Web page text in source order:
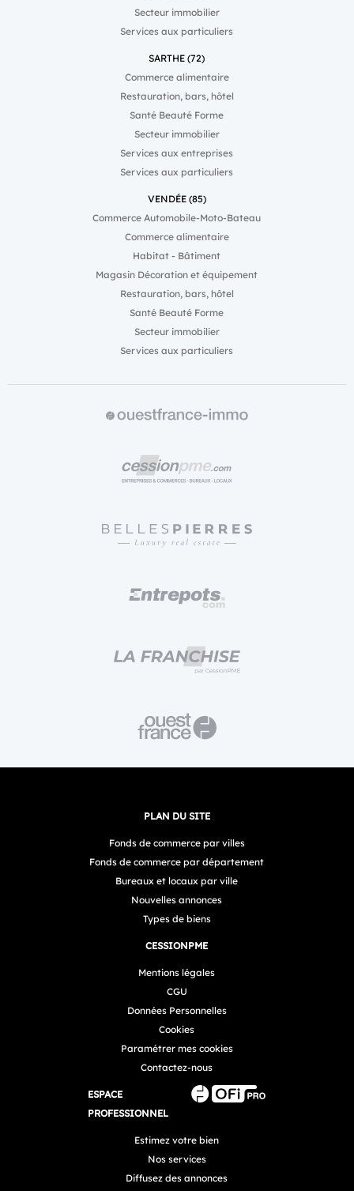
Secteur immobilier
Services aux particuliers
SARTHE (72)
Commerce alimentaire
Restauration, bars, hôtel
Santé Beauté Forme
Secteur immobilier
Services aux entreprises
Services aux particuliers
VENDÉE (85)
Commerce Automobile-Moto-Bateau
Commerce alimentaire
Habitat - Bâtiment
Magasin Décoration et équipement
Restauration, bars, hôtel
Santé Beauté Forme
Secteur immobilier
Services aux particuliers
PLAN DU SITE
Fonds de commerce par villes
Fonds de commerce par département
Bureaux et locaux par ville
Nouvelles annonces
Types de biens
CESSIONPME
Mentions légales
CGU
Données Personnelles
Cookies
Paramétrer mes cookies
Contactez-nous
ESPACE
PROFESSIONNEL
Estimez votre bien
Nos services
Diffusez des annonces